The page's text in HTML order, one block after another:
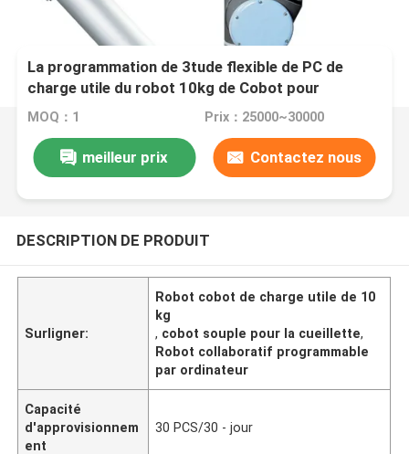
La programmation de 3tude flexible de PC de
charge utile du robot 10kg de Cobot pour
sélectionner et placer
MOQ：1 Prix：25000~30000
meilleur prix Contactez nous
DESCRIPTION DE PRODUIT
Surligner:
Robot cobot de charge utile de 10
kg
, cobot souple pour la cueillette,
Robot collaboratif programmable
par ordinateur
Capacité
d'approvisionnem
ent
30 PCS/30 - jour